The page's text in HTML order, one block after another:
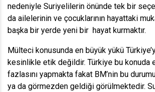
nedeniyle Suriyelilerin önünde tek bir
da ailelerinin ve çocuklarının hayattaki
başka bir yerde yeni bir hayat kurmaktır.
Mülteci konusunda en büyük yükü
kesinlikle etik değildir. Türkiye bu konuda
fazlasını yapmakta fakat BM’nin bu
ya da görmezden geldiği görülmektedir.